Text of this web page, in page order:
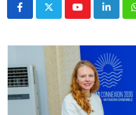
À propos
Youtube